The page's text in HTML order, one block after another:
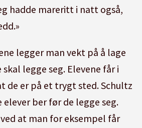
hadde mareritt i natt også,
legger man vekt på å lage
legge seg. Elevene får i
de er på et trygt sted. Schultz
ber før de legge seg.
at man for eksempel får